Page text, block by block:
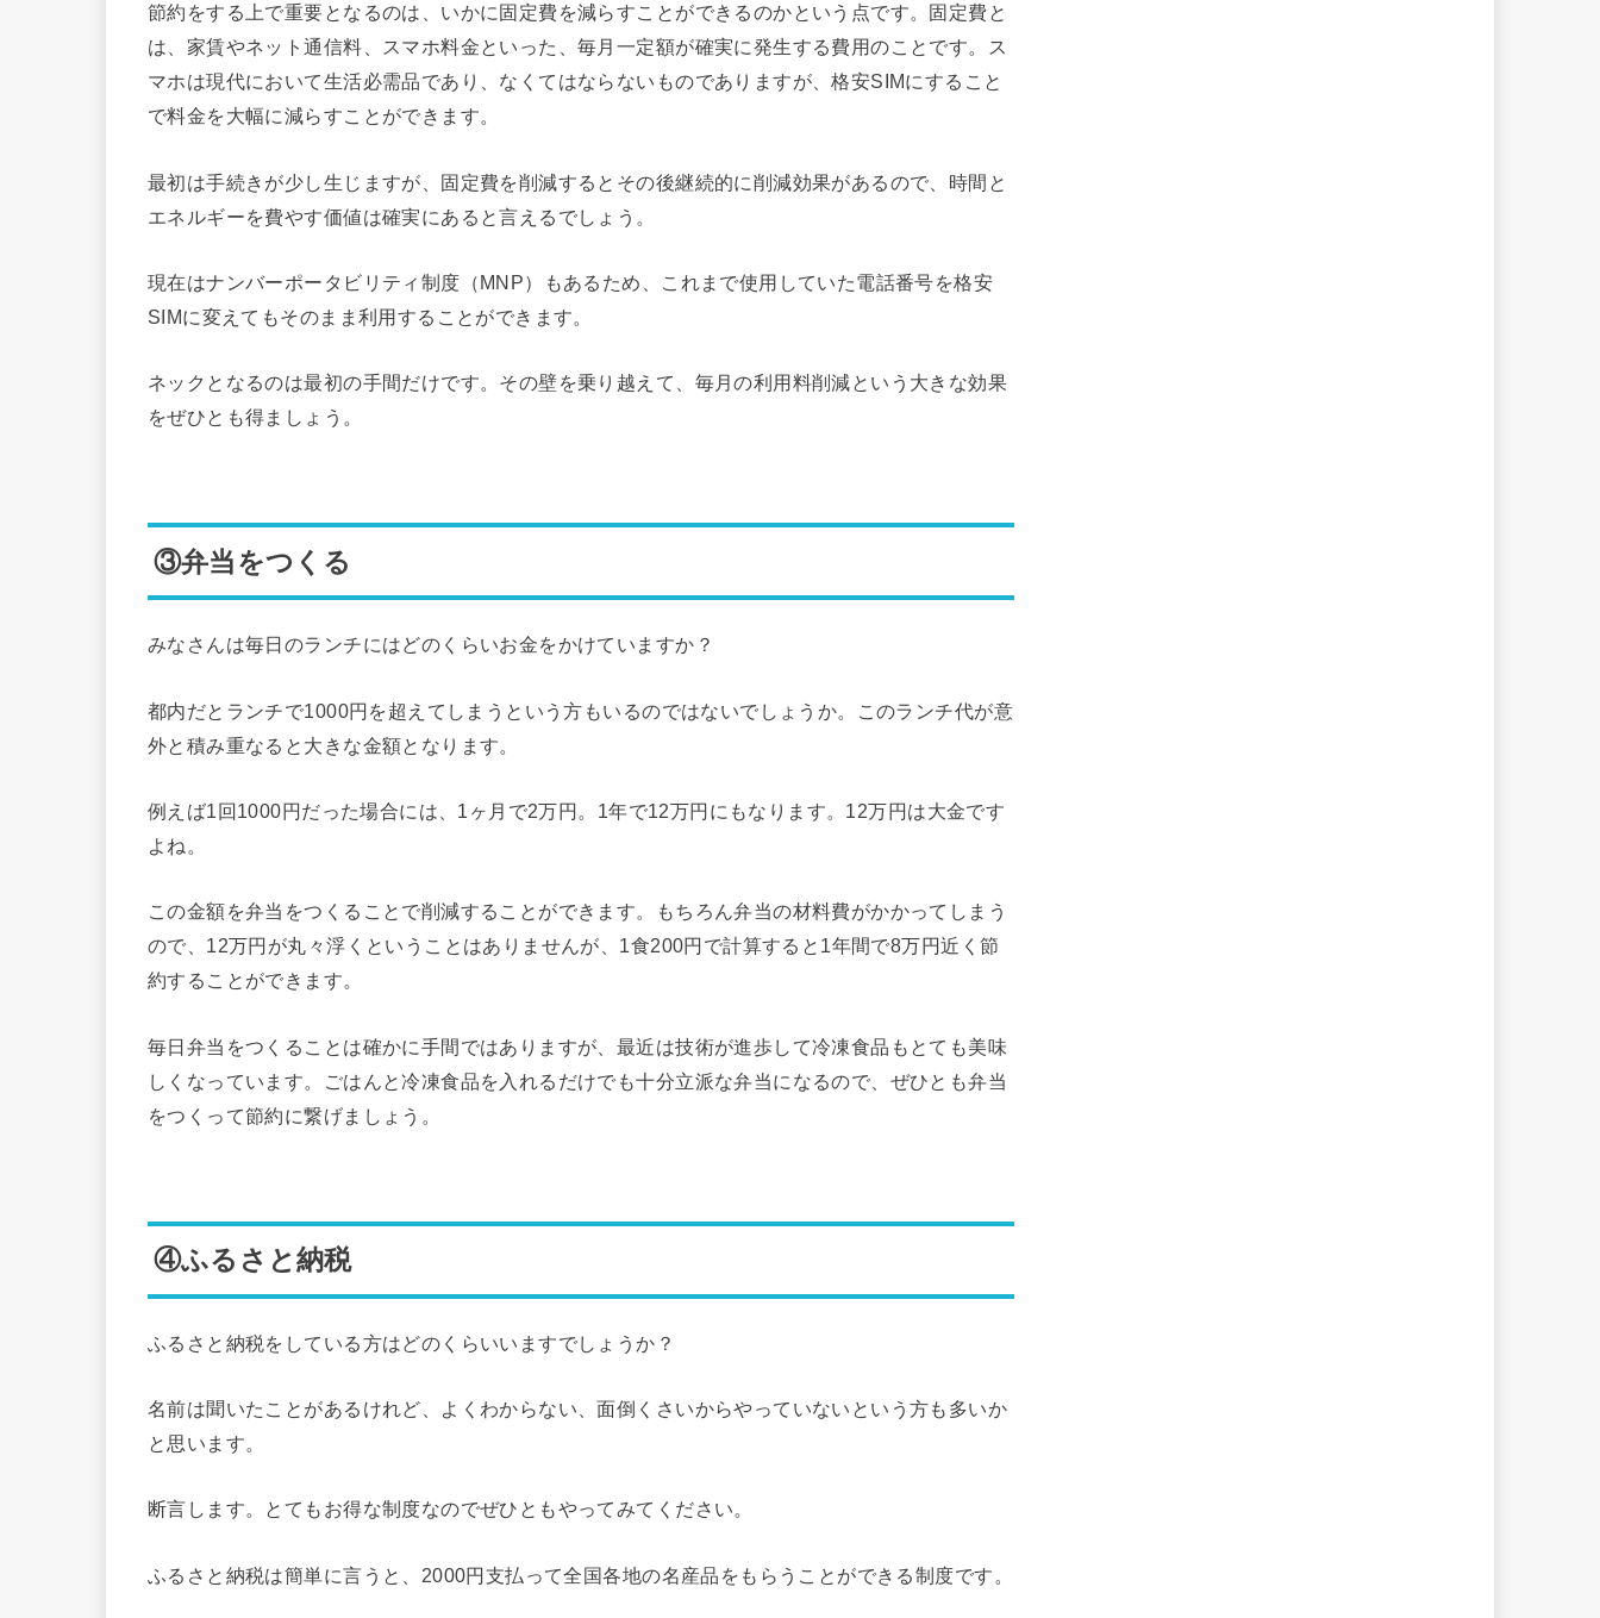
節約をする上で重要となるのは、いかに固定費を減らすことができるのかという点です。固定費と
は、家賃やネット通信料、スマホ料金といった、毎月一定額が確実に発生する費用のことです。ス
マホは現代において生活必需品であり、なくてはならないものでありますが、格安SIMにすること
で料金を大幅に減らすことができます。
最初は手続きが少し生じますが、固定費を削減するとその後継続的に削減効果があるので、時間と
エネルギーを費やす価値は確実にあると言えるでしょう。
現在はナンバーポータビリティ制度（MNP）もあるため、これまで使用していた電話番号を格安
SIMに変えてもそのまま利用することができます。
ネックとなるのは最初の手間だけです。その壁を乗り越えて、毎月の利用料削減という大きな効果
をぜひとも得ましょう。
③弁当をつくる
みなさんは毎日のランチにはどのくらいお金をかけていますか？
都内だとランチで1000円を超えてしまうという方もいるのではないでしょうか。このランチ代が意
外と積み重なると大きな金額となります。
例えば1回1000円だった場合には、1ヶ月で2万円。1年で12万円にもなります。12万円は大金です
よね。
この金額を弁当をつくることで削減することができます。もちろん弁当の材料費がかかってしまう
ので、12万円が丸々浮くということはありませんが、1食200円で計算すると1年間で8万円近く節
約することができます。
毎日弁当をつくることは確かに手間ではありますが、最近は技術が進歩して冷凍食品もとても美味
しくなっています。ごはんと冷凍食品を入れるだけでも十分立派な弁当になるので、ぜひとも弁当
をつくって節約に繋げましょう。
④ふるさと納税
ふるさと納税をしている方はどのくらいいますでしょうか？
名前は聞いたことがあるけれど、よくわからない、面倒くさいからやっていないという方も多いか
と思います。
断言します。とてもお得な制度なのでぜひともやってみてください。
ふるさと納税は簡単に言うと、2000円支払って全国各地の名産品をもらうことができる制度です。